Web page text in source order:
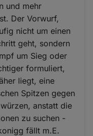
und mehr
Der Vorwurf,
nicht um einen
geht, sondern
um Sieg oder
formuliert,
liegt, eine
Spitzen gegen
anstatt die
zu suchen -
fällt m.E.